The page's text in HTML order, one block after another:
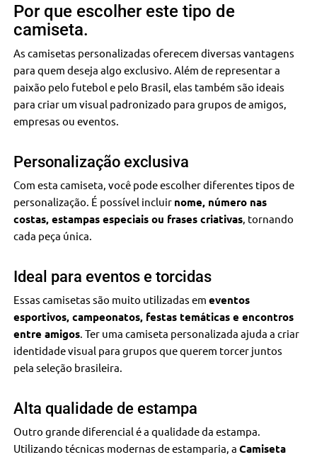
Por que escolher este tipo de
camiseta.
As camisetas personalizadas oferecem diversas vantagens
para quem deseja algo exclusivo. Além de representar a
paixão pelo futebol e pelo Brasil, elas também são ideais
para criar um visual padronizado para grupos de amigos,
empresas ou eventos.
Personalização exclusiva
Com esta camiseta, você pode escolher diferentes tipos de
personalização. É possível incluir nome, número nas
costas, estampas especiais ou frases criativas, tornando
cada peça única.
Ideal para eventos e torcidas
Essas camisetas são muito utilizadas emeventos
esportivos, campeonatos, festas temáticas e encontros
entre amigos. Ter uma camiseta personalizada ajuda a criar
identidade visual para grupos que querem torcer juntos
pela seleção brasileira.
Alta qualidade de estampa
Outro grande diferencial é a qualidade da estampa.
Utilizando técnicas modernas de estamparia, aCamiseta